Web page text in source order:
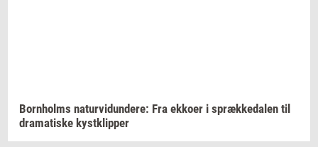
Born­holms na­tur­vi­dun­de­re: Fra ek­ko­er i spræk­ke­da­len til
dra­ma­ti­ske kyst­klip­per